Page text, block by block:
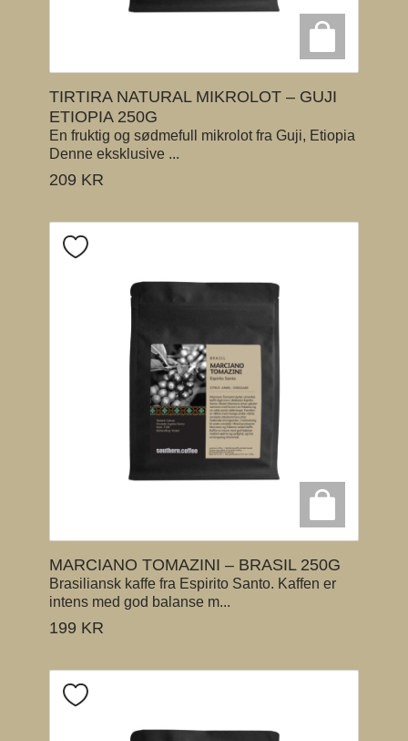
TIRTIRA NATURAL MIKROLOT – GUJI
ETIOPIA 250G
En fruktig og sødmefull mikrolot fra Guji, Etiopia
Denne eksklusive ...
209 KR
MARCIANO TOMAZINI – BRASIL 250G
Brasiliansk kaffe fra Espirito Santo. Kaffen er
intens med god balanse m...
199 KR